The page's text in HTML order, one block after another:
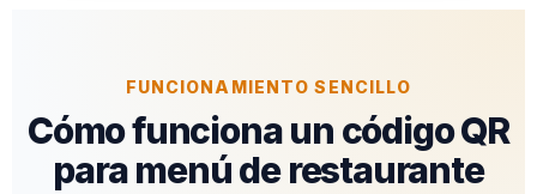
FUNCIONAMIENTO SENCILLO
Cómo funciona un código QR
para menú de restaurante